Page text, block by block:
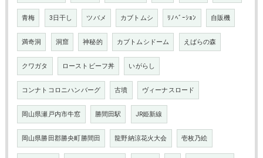
青梅 3日干し ツバメ カブトムシ ﾘﾉﾍﾞｰｼｮﾝ 自販機
満奇洞 洞窟 神秘的 カブトムシドーム えばらの森
クワガタ ローストビーフ丼 いがらし
コンナトコロニハンバーグ 古墳 ヴィーナスロード
岡山県瀬戸内市牛窓 勝間田駅 JR姫新線
岡山県勝田郡勝央町勝間田 龍野納涼花火大会 壱枚乃絵